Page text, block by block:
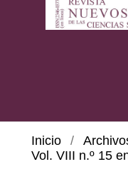
Inicio /
Vol. VIII n.º 15